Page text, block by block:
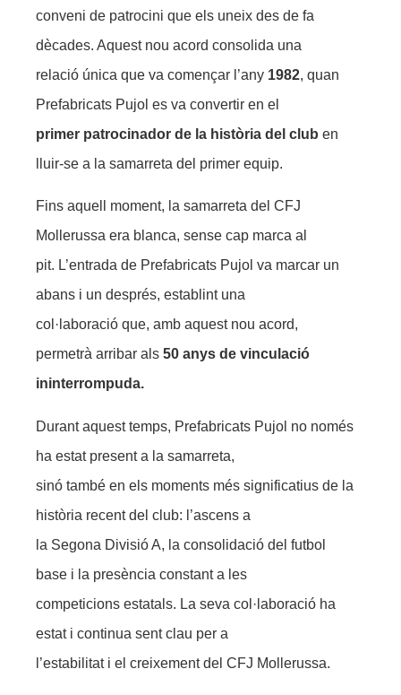
conveni de patrocini que els uneix des de fa
dècades. Aquest nou acord consolida una
relació única que va començar l’any 1982, quan
Prefabricats Pujol es va convertir en el
primer patrocinador de la història del club en
lluir-se a la samarreta del primer equip.
Fins aquell moment, la samarreta del CFJ
Mollerussa era blanca, sense cap marca al
pit. L’entrada de Prefabricats Pujol va marcar un
abans i un després, establint una
col·laboració que, amb aquest nou acord,
permetrà arribar als 50 anys de vinculació
ininterrompuda.
Durant aquest temps, Prefabricats Pujol no només
ha estat present a la samarreta,
sinó també en els moments més significatius de la
història recent del club: l’ascens a
la Segona Divisió A, la consolidació del futbol
base i la presència constant a les
competicions estatals. La seva col·laboració ha
estat i continua sent clau per a
l’estabilitat i el creixement del CFJ Mollerussa.